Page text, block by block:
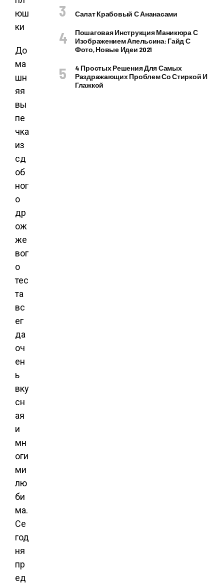
До
ма
шн
яя
вы
пе
чка
из
сд
об
ног
о
др
ож
же
вог
о
тес
та
вс
ег
да
оч
ен
ь
вку
сн
ая
и
мн
оги
ми
лю
би
ма.
Се
год
ня
пр
ед
Салат Крабовый С Ананасами
Пошаговая Инструкция Маникюра С
Изображением Апельсина: Гайд С
Фото, Новые Идеи 2021
4 Простых Решения Для Самых
Раздражающих Проблем Со Стиркой И
Глажкой